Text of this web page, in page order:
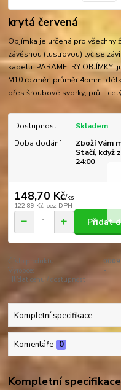
krytá červená
Objímka je určená pro všechny
závěsnou (lustrovou) tyč se
kabelu. PARAMETRY
M10 rozměr: průměr 45mm;
přes šroubové svorky; prů...
Dostupnost
Skladem
Doba dodání
Zboží Vám
Stačí, když
24:00
148,70 Kč/ks
122,89 Kč bez DPH
Přidat
Číslo produktu:
Výrobce:
-
Hlídat cenu / dostupnost
Kompletní specifikace
Komentáře 0
Kompletní specifikace